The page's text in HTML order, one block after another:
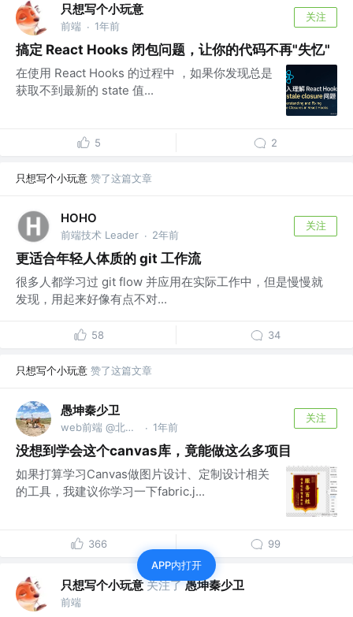
只想写个小玩意
前端 · 1年前
关注
搞定 React Hooks 闭包问题，让你的代码不再"失忆"
在使用 React Hooks 的过程中 ，如果你发现总是
获取不到最新的 state 值...
5 2
只想写个小玩意 赞了这篇文章
HOHO
前端技术 Leader · 2年前
关注
更适合年轻人体质的 git 工作流
很多人都学习过 git flow 并应用在实际工作中，但是慢慢就
发现，用起来好像有点不对...
58 34
只想写个小玩意 赞了这篇文章
愚坤秦少卫
web前端 @北京迅单科技有限公司 · 1年前
关注
没想到学会这个canvas库，竟能做这么多项目
如果打算学习Canvas做图片设计、定制设计相关
的工具，我建议你学习一下fabric.j...
366 99
只想写个小玩意 关注了 愚坤秦少卫
前端
APP内打开